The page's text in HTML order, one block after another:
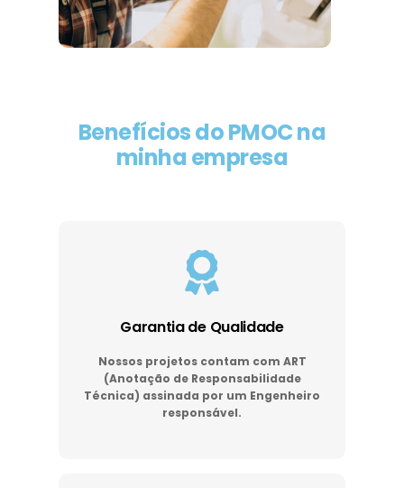
Benefícios do PMOC na
minha empresa
Garantia de Qualidade
Nossos projetos contam com ART
(Anotação de Responsabilidade
Técnica) assinada por um Engenheiro
responsável.